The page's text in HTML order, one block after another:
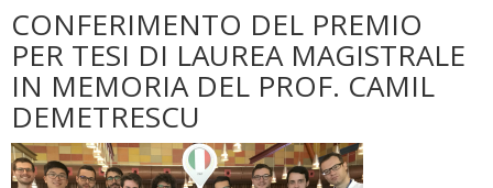
CONFERIMENTO DEL PREMIO
PER TESI DI LAUREA MAGISTRALE
IN MEMORIA DEL PROF. CAMIL
DEMETRESCU